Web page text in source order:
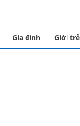
Gia đình Giới trẻ